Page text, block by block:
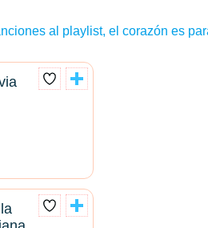
al playlist, el corazón es